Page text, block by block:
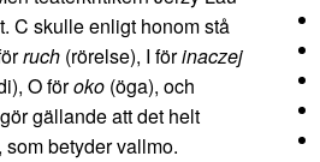
C skulle enligt honom stå
ruch (rörelse), I förinaczej
O föroko (öga), och
gällande att det helt
som betyder vallmo.